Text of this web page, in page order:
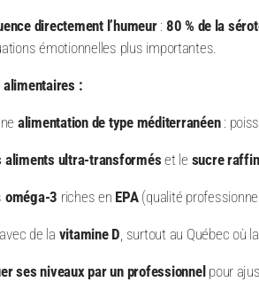
directement l’humeur: 80 % de la
émotionnelles plus importantes.
alimentaires :
alimentation de type méditerranéen:
aliments ultra-transformés et le sucre
oméga-3 riches en EPA(qualité
de la vitamine D, surtout au Québec où
ses niveaux par un professionnel pour